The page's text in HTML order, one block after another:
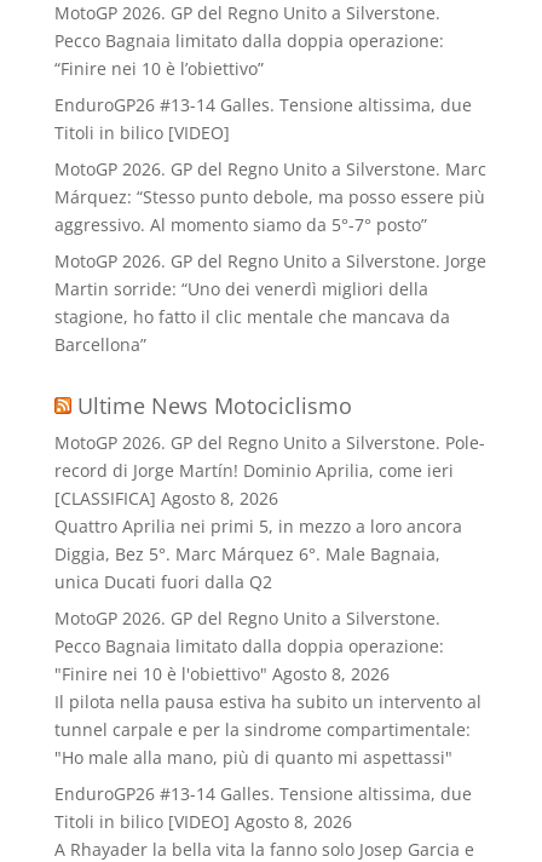
MotoGP 2026. GP del Regno Unito a Silverstone.
Pecco Bagnaia limitato dalla doppia operazione:
“Finire nei 10 è l’obiettivo”
EnduroGP26 #13-14 Galles. Tensione altissima, due
Titoli in bilico [VIDEO]
MotoGP 2026. GP del Regno Unito a Silverstone. Marc
Márquez: “Stesso punto debole, ma posso essere più
aggressivo. Al momento siamo da 5°-7° posto”
MotoGP 2026. GP del Regno Unito a Silverstone. Jorge
Martin sorride: “Uno dei venerdì migliori della
stagione, ho fatto il clic mentale che mancava da
Barcellona”
Ultime News Motociclismo
MotoGP 2026. GP del Regno Unito a Silverstone. Pole-
record di Jorge Martín! Dominio Aprilia, come ieri
[CLASSIFICA] Agosto 8, 2026
Quattro Aprilia nei primi 5, in mezzo a loro ancora
Diggia, Bez 5°. Marc Márquez 6°. Male Bagnaia,
unica Ducati fuori dalla Q2
MotoGP 2026. GP del Regno Unito a Silverstone.
Pecco Bagnaia limitato dalla doppia operazione:
"Finire nei 10 è l'obiettivo" Agosto 8, 2026
Il pilota nella pausa estiva ha subito un intervento al
tunnel carpale e per la sindrome compartimentale:
"Ho male alla mano, più di quanto mi aspettassi"
EnduroGP26 #13-14 Galles. Tensione altissima, due
Titoli in bilico [VIDEO] Agosto 8, 2026
A Rhayader la bella vita la fanno solo Josep Garcia e